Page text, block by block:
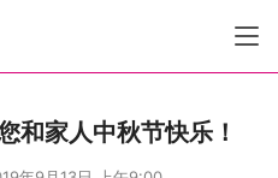
和家人中秋节快乐​！​